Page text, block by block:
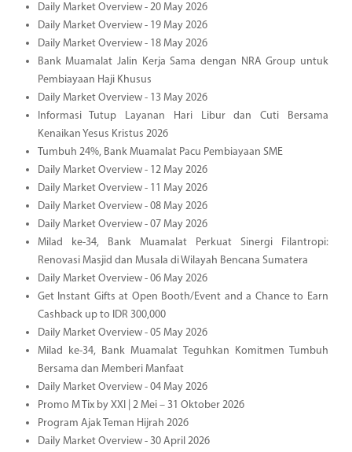
Daily Market Overview - 20 May 2026
Daily Market Overview - 19 May 2026
Daily Market Overview - 18 May 2026
Bank Muamalat Jalin Kerja Sama dengan NRA Group untuk
Pembiayaan Haji Khusus
Daily Market Overview - 13 May 2026
Informasi Tutup Layanan Hari Libur dan Cuti Bersama
Kenaikan Yesus Kristus 2026
Tumbuh 24%, Bank Muamalat Pacu Pembiayaan SME
Daily Market Overview - 12 May 2026
Daily Market Overview - 11 May 2026
Daily Market Overview - 08 May 2026
Daily Market Overview - 07 May 2026
Milad ke-34, Bank Muamalat Perkuat Sinergi Filantropi:
Renovasi Masjid dan Musala di Wilayah Bencana Sumatera
Daily Market Overview - 06 May 2026
Get Instant Gifts at Open Booth/Event and a Chance to Earn
Cashback up to IDR 300,000
Daily Market Overview - 05 May 2026
Milad ke-34, Bank Muamalat Teguhkan Komitmen Tumbuh
Bersama dan Memberi Manfaat
Daily Market Overview - 04 May 2026
Promo M Tix by XXI | 2 Mei – 31 Oktober 2026
Program Ajak Teman Hijrah 2026
Daily Market Overview - 30 April 2026